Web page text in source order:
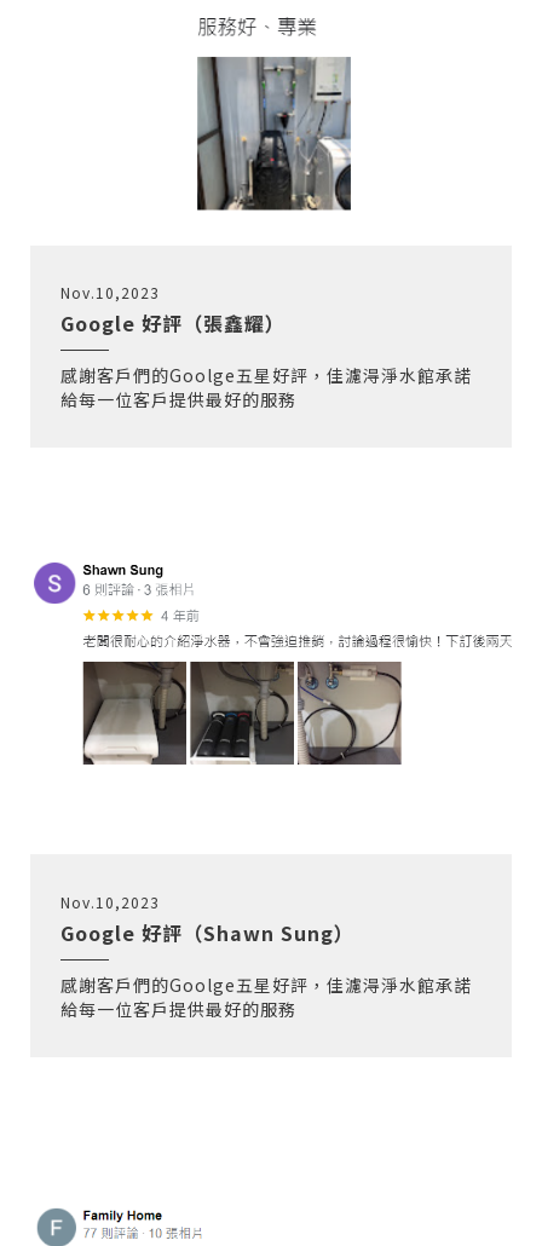
Nov.10,2023
Google 好評（張鑫耀）
感謝客戶們的Goolge五星好評，佳濾淂淨水館承諾
給每一位客戶提供最好的服務
Nov.10,2023
Google 好評（Shawn Sung）
感謝客戶們的Goolge五星好評，佳濾淂淨水館承諾
給每一位客戶提供最好的服務